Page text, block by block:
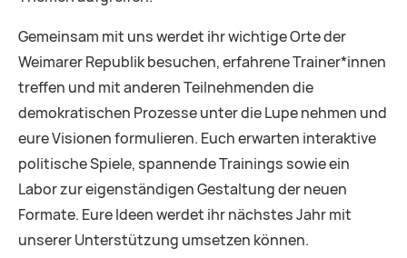
Gemeinsam mit uns werdet ihr wichtige Orte der
Weimarer Republik besuchen, erfahrene Trainer*innen
treffen und mit anderen Teilnehmenden die
demokratischen Prozesse unter die Lupe nehmen und
eure Visionen formulieren. Euch erwarten interaktive
politische Spiele, spannende Trainings sowie ein
Labor zur eigenständigen Gestaltung der neuen
Formate. Eure Ideen werdet ihr nächstes Jahr mit
unserer Unterstützung umsetzen können.